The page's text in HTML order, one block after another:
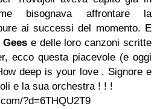
bisognava affrontare la
ai successi del momento. E
Gees e delle loro canzoni scritte
, ecco questa piacevole (e oggi
deep is your love . Signore e
e la sua orchestra ! ! !
?d=6THQU2T9